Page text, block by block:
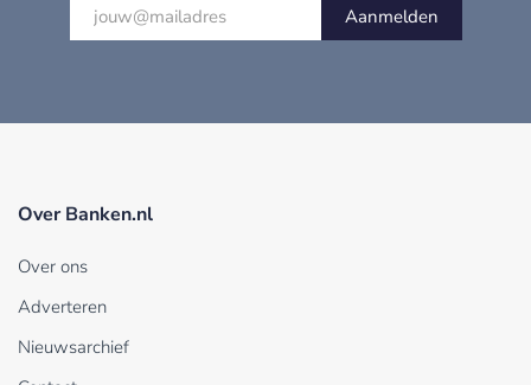
Aanmelden
Over Banken.nl
Over ons
Adverteren
Nieuwsarchief